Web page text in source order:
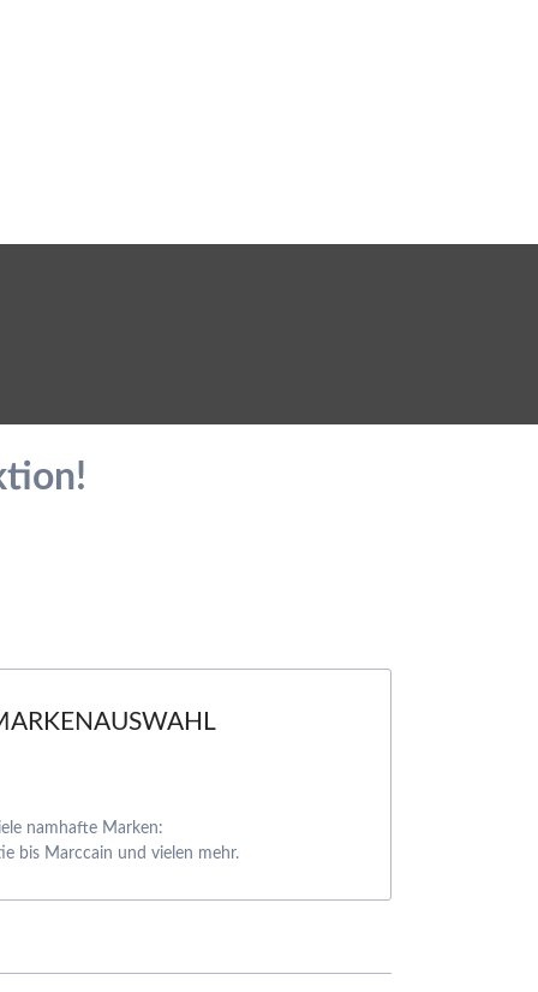
namhafte Marken:
bis Marccain und vielen mehr.